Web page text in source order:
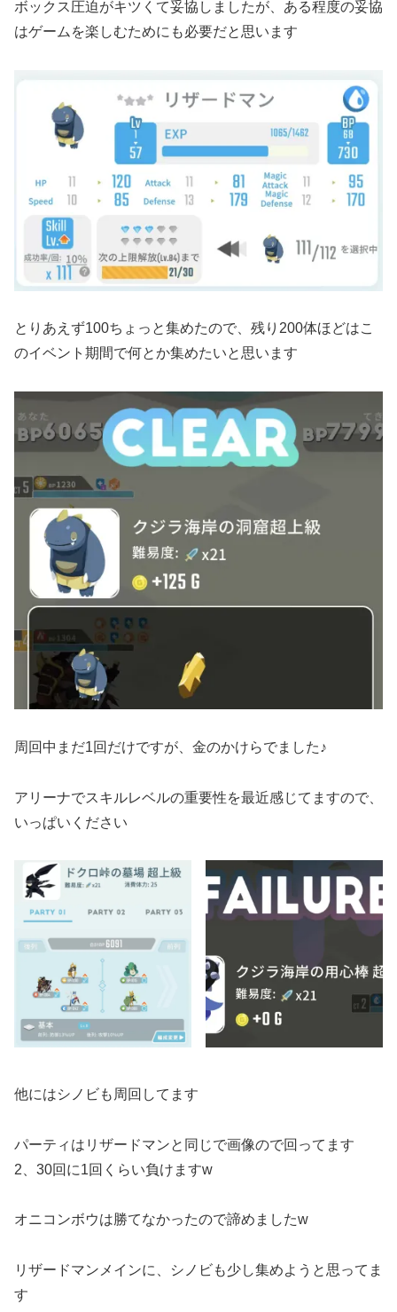
ボックス圧迫がキツくて妥協しましたが、ある程度の妥協
はゲームを楽しむためにも必要だと思います
とりあえず100ちょっと集めたので、残り200体ほどはこ
のイベント期間で何とか集めたいと思います
周回中まだ1回だけですが、金のかけらでました♪
アリーナでスキルレベルの重要性を最近感じてますので、
いっぱいください
他にはシノビも周回してます
パーティはリザードマンと同じで画像ので回ってます
2、30回に1回くらい負けますw
オニコンボウは勝てなかったので諦めましたw
リザードマンメインに、シノビも少し集めようと思ってま
す